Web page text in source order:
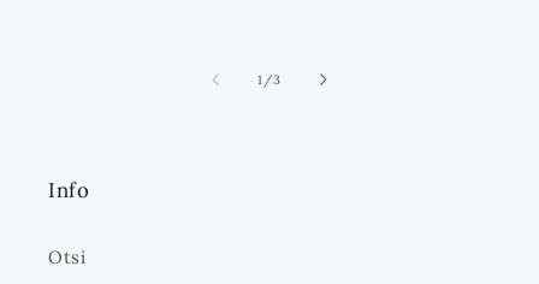
1 /ei
3
Info
Otsi